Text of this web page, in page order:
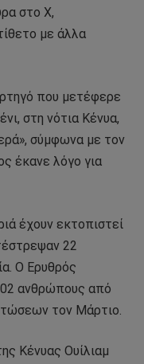
στο Χ,
με άλλα
που μετέφερε
στη νότια Κένυα,
σύμφωνα με τον
έκανε λόγο για
έχουν εκτοπιστεί
22
Ο Ερυθρός
ανθρώπους από
τον Μάρτιο.
Κένυας Ουίλιαμ